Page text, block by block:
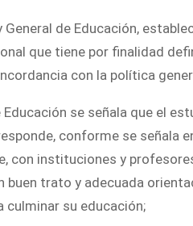
General de Educación,
que tiene por finalidad
con la política
se señala que el
conforme se señala
con instituciones y
buen trato y adecuada
culminar su educación;